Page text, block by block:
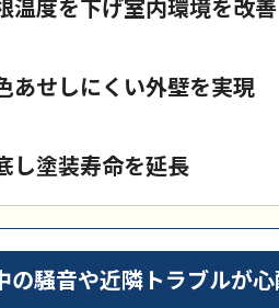
温度を下げ室内環境を改善
あせしにくい外壁を実現
し塗装寿命を延長
の騒音や近隣トラブルが